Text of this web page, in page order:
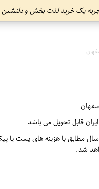
تجربه یک خرید لذت بخش و دلنشین
قابل تحویل می باشد
مطابق با هزینه های پست یا
شد.